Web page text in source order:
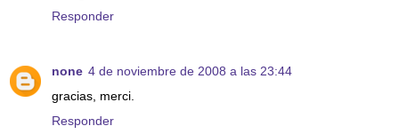
Responder
none 4 de noviembre de 2008 a las 23:44
gracias, merci.
Responder